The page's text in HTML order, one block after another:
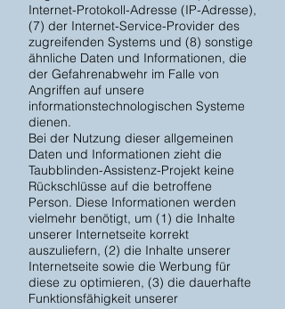
Internet-Protokoll-Adresse (IP-Adresse),
(7) der Internet-Service-Provider des
zugreifenden Systems und (8) sonstige
ähnliche Daten und Informationen, die
der Gefahrenabwehr im Falle von
Angriffen auf unsere
informationstechnologischen Systeme
dienen.
Bei der Nutzung dieser allgemeinen
Daten und Informationen zieht die
Taubblinden-Assistenz-Projekt keine
Rückschlüsse auf die betroffene
Person. Diese Informationen werden
vielmehr benötigt, um (1) die Inhalte
unserer Internetseite korrekt
auszuliefern, (2) die Inhalte unserer
Internetseite sowie die Werbung für
diese zu optimieren, (3) die dauerhafte
Funktionsfähigkeit unserer